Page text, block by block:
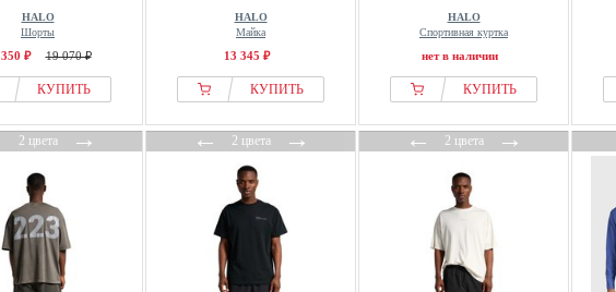
HALO
Шорты
₽ 19 070 ₽
КУПИТЬ
HALO
Майка
13 345 ₽
КУПИТЬ
HALO
Спортивная куртка
нет в наличии
КУПИТЬ
2 цвета→ ←2 цвета→ ←2 цвета→